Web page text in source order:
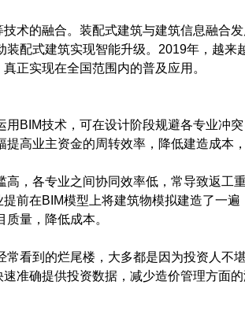
术的融合。装配式建筑与建筑信息融合
配式建筑实现智能升级。2019年，越来
正实现在全国范围内的普及应用。
BIM技术，可在设计阶段规避各专业冲
高业主资金的周转效率，降低建造成本
，各专业之间协同效率低，常导致返工
前在BIM模型上将建筑物模拟建造了一
量，降低成本。
看到的烂尾楼，大多都是因为投资人不
准确提供投资数据，减少造价管理方面